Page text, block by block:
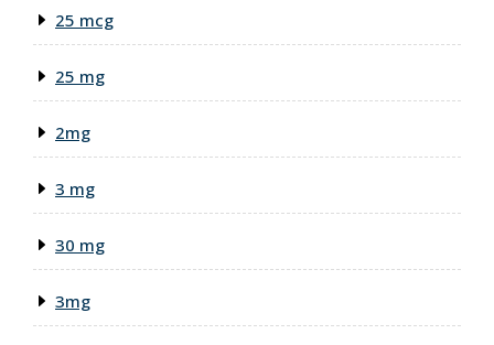
25 mcg
25 mg
2mg
3 mg
30 mg
3mg